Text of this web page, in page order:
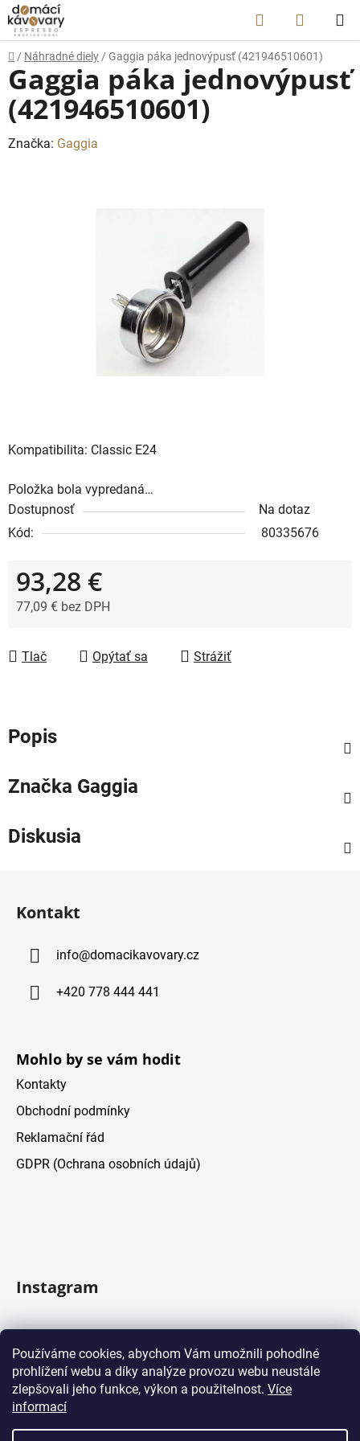
Používáme cookies, abychom Vám umožnili pohodlné
prohlížení webu a díky analýze provozu webu neustále
zlepšovali jeho funkce, výkon a použitelnost. Více
informací
Prejsť
na
obsah
Hľadať
KOŠÍK
Domov
/ Náhradné diely / Gaggia páka jednovýpusť (421946510601)
Kompatibilita: Classic E24
Položka bola vypredaná…
Dostupnosť
Na dotaz
Kód:
80335676
93,28 €
77,09 € bez DPH
Tlač
Opýtať sa Strážiť
Gaggia páka jednovýpusť
(421946510601)
Značka: Gaggia
Popis
Značka Gaggia
Diskusia
Kontakt
info@domacikavovary.cz
+420 778 444 441
Mohlo by se vám hodit
Kontakty
Obchodní podmínky
Reklamační řád
GDPR (Ochrana osobních údajů)
Instagram
Facebook